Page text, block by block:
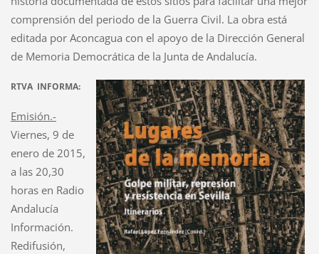
comprensión del periodo de la Guerra Civil. La obra está
editada por Aconcagua con el apoyo de la Dirección General
de Memoria Democrática de la Junta de Andalucía.
RTVA INFORMA:
Emisión.-
Viernes, 9 de
enero de 2015,
a las 20,30
horas en Radio
Andalucía
Información.
Redifusión,